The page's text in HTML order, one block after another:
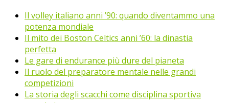
Il volley italiano anni ’90: quando diventammo una
potenza mondiale
Il mito dei Boston Celtics anni ’60: la dinastia
perfetta
Le gare di endurance più dure del pianeta
Il ruolo del preparatore mentale nelle grandi
competizioni
La storia degli scacchi come disciplina sportiva